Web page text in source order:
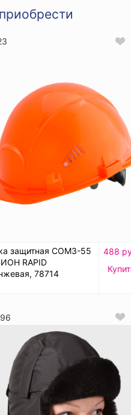
защитная СОМЗ-55
RAPID
78714
488